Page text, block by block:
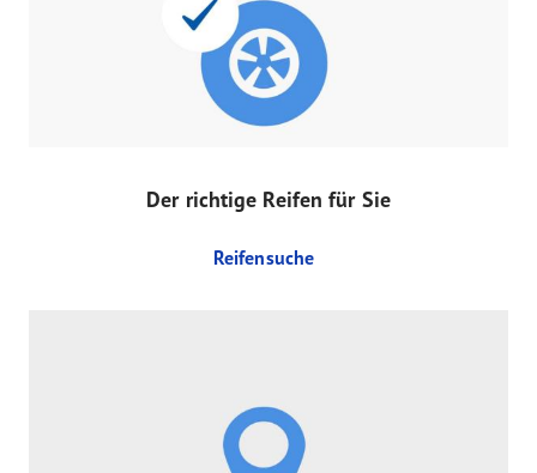
Der richtige Reifen für Sie
Reifensuche